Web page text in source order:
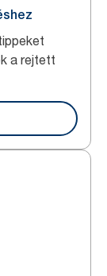
a rejtett